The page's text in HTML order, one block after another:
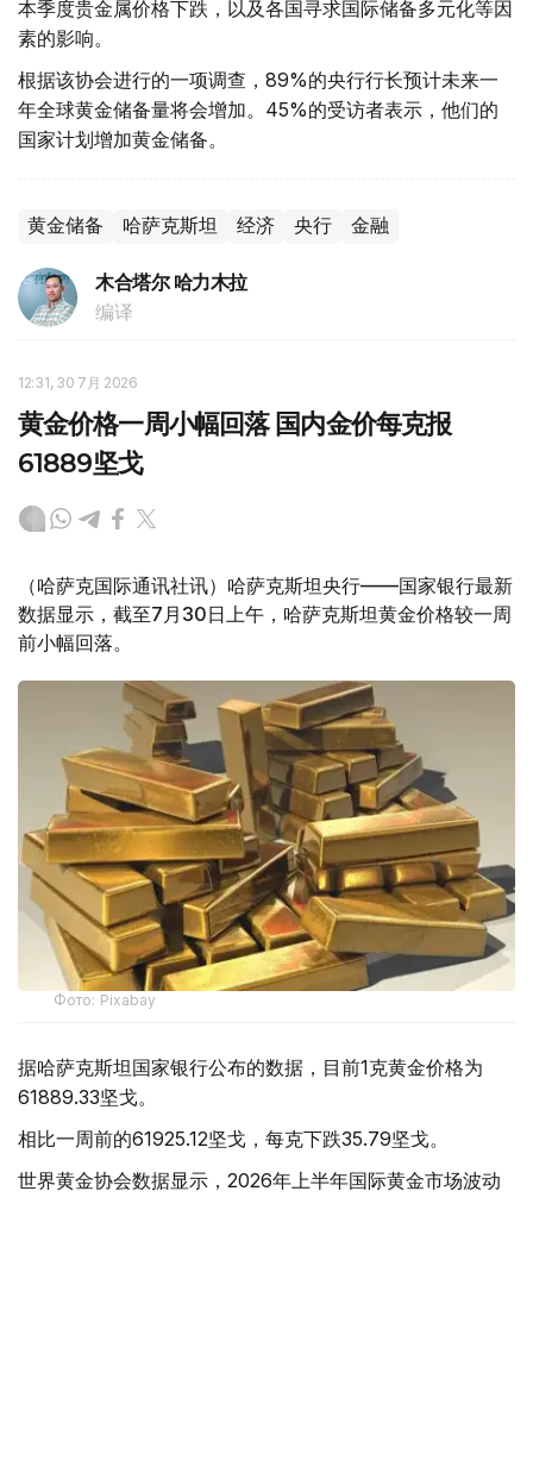
本季度贵金属价格下跌，以及各国寻求国际储备多元化等因
素的影响。
根据该协会进行的一项调查，89%的央行行长预计未来一
年全球黄金储备量将会增加。45%的受访者表示，他们的
国家计划增加黄金储备。
黄金储备 哈萨克斯坦 经济 央行 金融
木合塔尔 哈力木拉
编译
12:31, 30 7月 2026
黄金价格一周小幅回落 国内金价每克报
61889坚戈
（哈萨克国际通讯社讯）哈萨克斯坦央行——国家银行最新
数据显示，截至7月30日上午，哈萨克斯坦黄金价格较一周
前小幅回落。
Фото: Pixabay
据哈萨克斯坦国家银行公布的数据，目前1克黄金价格为
61889.33坚戈。
相比一周前的61925.12坚戈，每克下跌35.79坚戈。
世界黄金协会数据显示，2026年上半年国际黄金市场波动